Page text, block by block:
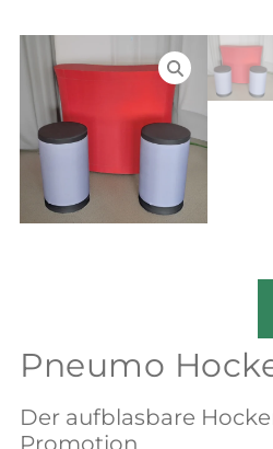
Pneumo
Der aufblasbare
Promotion